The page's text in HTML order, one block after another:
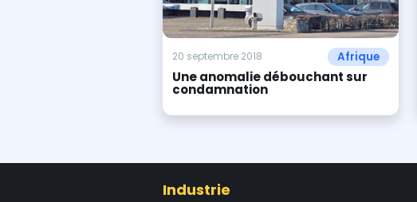
20 septembre 2018 Afrique
Une anomalie débouchant sur
condamnation
Industrie